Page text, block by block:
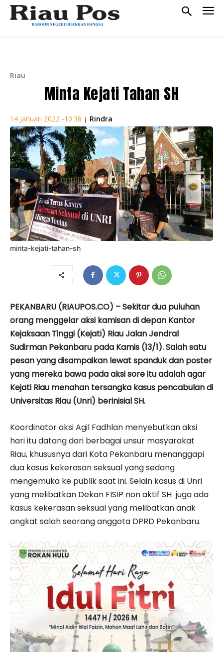
Riau
Minta Kejati Tahan SH
14 Januari 2022 -10:38 | Rindra
minta-kejati-tahan-sh
PEKANBARU (RIAUPOS.CO) – Sekitar dua puluhan
orang menggelar aksi kamisan di depan Kantor
Kejaksaan Tinggi (Kejati) Riau Jalan Jendral
Sudirman Pekanbaru pada Kamis (13/1). Salah satu
pesan yang disampaikan lewat spanduk dan poster
yang mereka bawa pada aksi sore itu adalah agar
Kejati Riau menahan tersangka kasus pencabulan di
Universitas Riau (Unri) berinisial SH.
Koordinator aksi Agil Fadhlan menyebutkan aksi
hari itu datang dari berbagai unsur masyarakat
Riau, khususnya dari Kota Pekanbaru menanggapi
dua kasus kekerasan seksual yang sedang
mengemuka ke publik saat ini. Selain kasus di Unri
yang melibatkan Dekan FISIP non aktif SH juga ada
kasus kekerasan seksual yang melibatkan anak
angkat salah seorang anggota DPRD Pekanbaru.